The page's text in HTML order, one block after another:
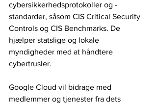
cybersikkerhedsprotokoller og -
standarder, såsom CIS Critical Security
Controls og CIS Benchmarks. De
hjælper statslige og lokale
myndigheder med at håndtere
cybertrusler.
Google Cloud vil bidrage med
medlemmer og tjenester fra dets